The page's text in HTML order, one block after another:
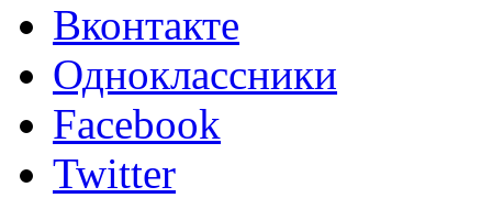
Вконтакте
Одноклассники
Facebook
Twitter